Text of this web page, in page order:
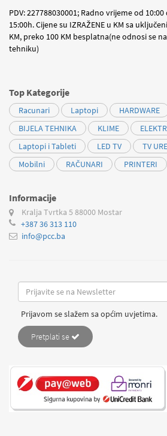
PDV: 227788030001; Radno vrijeme od
15:00h. Cijene su IZRAŽENE u KM sa
KM, preko 100 KM besplatna(ne odnosi se
tehniku)
Top Kategorije
Racunari Laptopi HARDWARE
BIJELA TEHNIKA
KLIME
Laptopi i Tableti
LED TV TV
Mobilni
RAČUNARI PRINTERI
Informacije
Kralja Tvrtka 5 88000 Mostar
+387 36 313 110
info@pcc.ba
Prijavom se slažem sa općim uvjetima.
Pretplati se